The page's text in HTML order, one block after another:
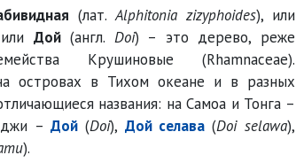
(лат.Alphitonia zizyphoides), или
Дой(англ. Doi) – это дерево, реже
Крушиновые (Rhamnaceae).
островах в Тихом океане и в разных
названия: на Самоа и Тонга –
– Дой(Doi), Дой селава (Doi selawa),
).